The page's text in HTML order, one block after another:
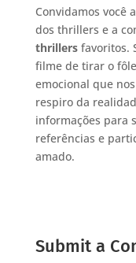
Convidamos você
dos thrillers e a
thrillersfavoritos.
filme de tirar o
emocional que
respiro da
informações para
referências e
amado.
Submit a